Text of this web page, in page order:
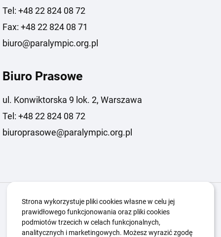
Tel: +48 22 824 08 72
Fax: +48 22 824 08 71
biuro@paralympic.org.pl
Biuro Prasowe
ul. Konwiktorska 9 lok. 2, Warszawa
Tel: +48 22 824 08 72
biuroprasowe@paralympic.org.pl
Igrzyska Paralimpijskie O nas
Kwalifikacje ZSK
Kluby Aktualności
Edukacja
Guttmanny Kontakt
Strona wykorzystuje pliki cookies własne w celu jej
prawidłowego funkcjonowania oraz pliki cookies
podmiotów trzecich w celach funkcjonalnych,
analitycznych i marketingowych. Możesz wyrazić zgodę